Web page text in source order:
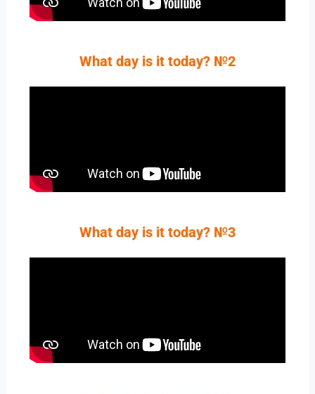
What day is it today? №2
What day is it today? №3